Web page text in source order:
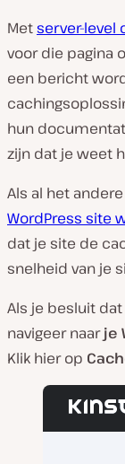
Metserver-level
voor die pagina
een bericht
hun
zijn dat je weet
Als al het
WordPress site
dat je site de
snelheid van je
Als je besluit
navigeer naarje
Klik hier op